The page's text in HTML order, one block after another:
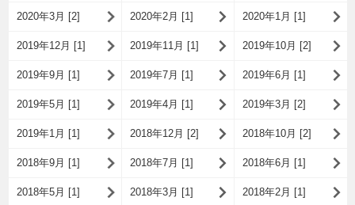
2020年3月 [2] 2020年2月 [1] 2020年1月 [1]
2019年12月 [1] 2019年11月 [1] 2019年10月 [2]
2019年9月 [1] 2019年7月 [1] 2019年6月 [1]
2019年5月 [1] 2019年4月 [1] 2019年3月 [2]
2019年1月 [1] 2018年12月 [2] 2018年10月 [2]
2018年9月 [1] 2018年7月 [1] 2018年6月 [1]
2018年5月 [1] 2018年3月 [1] 2018年2月 [1]